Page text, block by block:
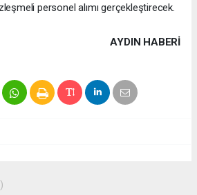
personel alımı gerçekleştirecek.
AYDIN HABERİ